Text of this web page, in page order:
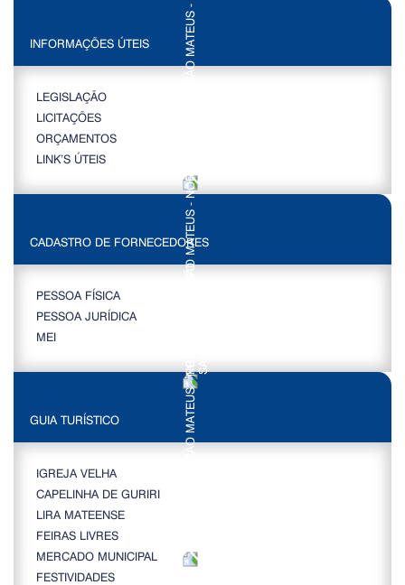
INFORMAÇÕES ÚTEIS
LEGISLAÇÃO
LICITAÇÕES
ORÇAMENTOS
LINK’S ÚTEIS
CADASTRO DE FORNECEDORES
PESSOA FÍSICA
PESSOA JURÍDICA
MEI
GUIA TURÍSTICO
IGREJA VELHA
CAPELINHA DE GURIRI
LIRA MATEENSE
FEIRAS LIVRES
MERCADO MUNICIPAL
FESTIVIDADES